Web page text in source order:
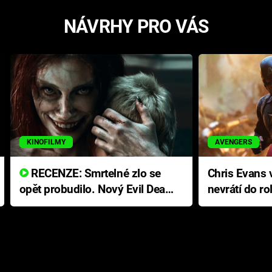
NÁVRHY PRO VÁS
KINOFILMY
RECENZE: Smrtelné zlo se
opět probudilo. Nový Evil Dead
přichází s neodolatelnou
AVENGERS
Chris Evans
nevrátí do
Ameriky